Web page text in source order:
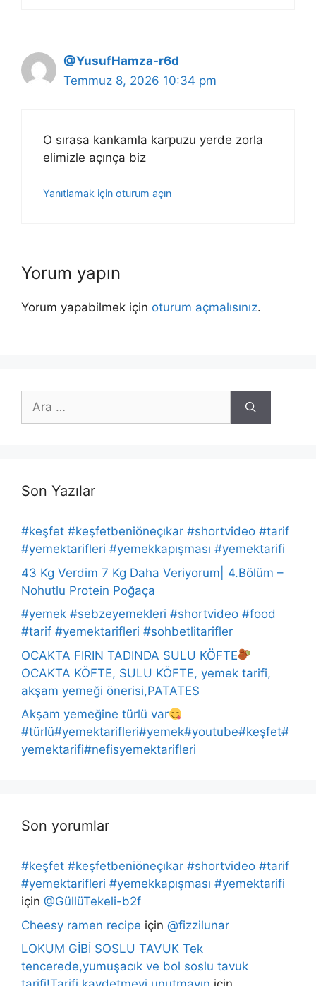
@YusufHamza-r6d
Temmuz 8, 2026 10:34 pm
O sırasa kankamla karpuzu yerde zorla
elimizle açınça biz
Yanıtlamak için oturum açın
Yorum yapın
Yorum yapabilmek için oturum açmalısınız.
için
Son Yazılar
#keşfet #keşfetbeniöneçıkar #shortvideo #tarif
#yemektarifleri #yemekkapışması #yemektarifi
43 Kg Verdim 7 Kg Daha Veriyorum| 4.Bölüm –
Nohutlu Protein Poğaça
#yemek #sebzeyemekleri #shortvideo #food
#tarif #yemektarifleri #sohbetlitarifler
OCAKTA FIRIN TADINDA SULU KÖFTE
OCAKTA KÖFTE, SULU KÖFTE, yemek tarifi,
akşam yemeği önerisi,PATATES
Akşam yemeğine türlü var
#türlü#yemektarifleri#yemek#youtube#keşfet#
yemektarifi#nefisyemektarifleri
Son yorumlar
#keşfet #keşfetbeniöneçıkar #shortvideo #tarif
#yemektarifleri #yemekkapışması #yemektarifi
için @GüllüTekeli-b2f
Cheesy ramen recipe için @fizzilunar
LOKUM GİBİ SOSLU TAVUK Tek
tencerede,yumuşacık ve bol soslu tavuk